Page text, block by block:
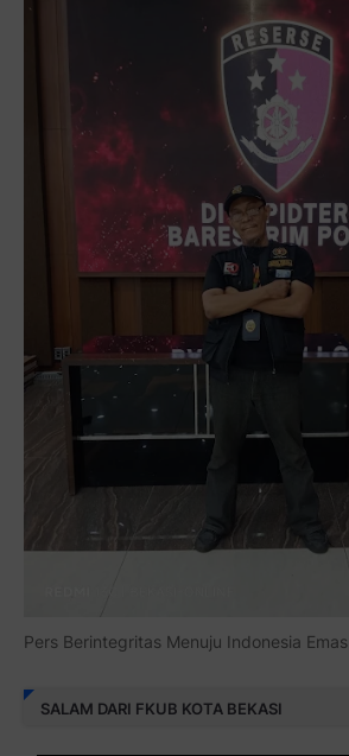
Pers Berintegritas Menuju Indonesia Emas
SALAM DARI FKUB KOTA BEKASI